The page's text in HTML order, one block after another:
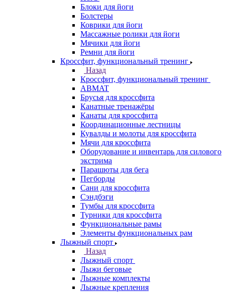
Блоки для йоги
Болстеры
Коврики для йоги
Массажные ролики для йоги
Мячики для йоги
Ремни для йоги
Кроссфит, функциональный тренинг
Назад
Кроссфит, функциональный тренинг
ABMAT
Брусья для кроссфита
Канатные тренажёры
Канаты для кроссфита
Координационные лестницы
Кувалды и молоты для кроссфита
Мячи для кроссфита
Оборудование и инвентарь для силового
экстрима
Парашюты для бега
Пегборды
Сани для кроссфита
Сэндбэги
Тумбы для кроссфита
Турники для кроссфита
Функциональные рамы
Элементы функциональных рам
Лыжный спорт
Назад
Лыжный спорт
Лыжи беговые
Лыжные комплекты
Лыжные крепления